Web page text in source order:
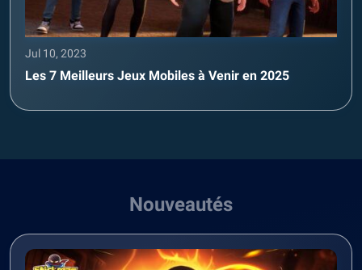
Jul 10, 2023
Les 7 Meilleurs Jeux Mobiles à Venir en 2025
Nouveautés